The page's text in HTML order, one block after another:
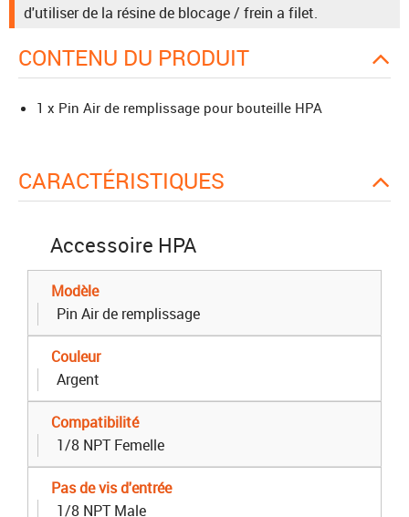
d'utiliser de la résine de blocage / frein a filet.
CONTENU DU PRODUIT
1 x Pin Air de remplissage pour bouteille HPA
CARACTÉRISTIQUES
Accessoire HPA
Modèle
Pin Air de remplissage
Couleur
Argent
Compatibilité
1/8 NPT Femelle
Pas de vis d'entrée
1/8 NPT Male